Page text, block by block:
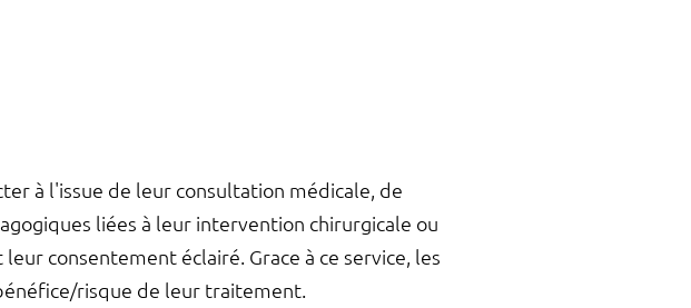
à l'issue de leur consultation médicale, de
liées à leur intervention chirurgicale ou
consentement éclairé. Grace à ce service, les
risque de leur traitement.